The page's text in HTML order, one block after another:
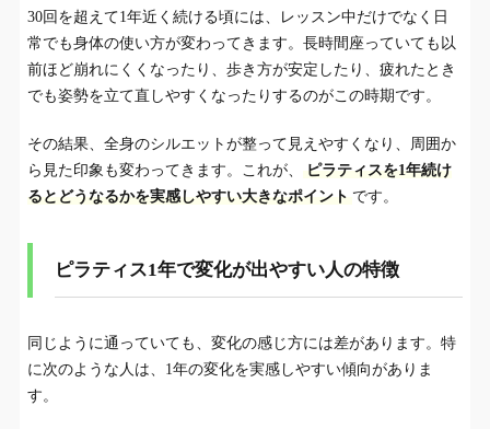
30回を超えて1年近く続ける頃には、レッスン中だけでなく日
常でも身体の使い方が変わってきます。長時間座っていても以
前ほど崩れにくくなったり、歩き方が安定したり、疲れたとき
でも姿勢を立て直しやすくなったりするのがこの時期です。
その結果、全身のシルエットが整って見えやすくなり、周囲か
ら見た印象も変わってきます。これが、
ピラティスを1年続け
るとどうなるかを実感しやすい大きなポイント です。
ピラティス1年で変化が出やすい人の特徴
同じように通っていても、変化の感じ方には差があります。特
に次のような人は、1年の変化を実感しやすい傾向がありま
す。